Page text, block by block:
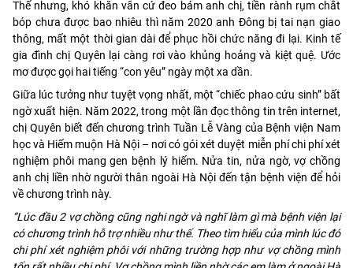
Thế nhưng, khó khăn vẫn cứ đeo bám anh chị, tiền rành rụm chắt
bóp chưa được bao nhiêu thì năm 2020 anh Đông bị tai nạn giao
thông, mất một thời gian dài để phục hồi chức năng đi lại. Kinh tế
gia đình chị Quyên lại càng rơi vào khủng hoảng và kiệt quệ. Ước
mơ được gọi hai tiếng “con yêu” ngày một xa dần.
Giữa lúc tưởng như tuyệt vọng nhất, một “chiếc phao cứu sinh” bất
ngờ xuất hiện. Năm 2022, trong một lần đọc thông tin trên internet,
chị Quyên biết đến chương trình Tuần Lễ Vàng của Bệnh viện Nam
học và Hiếm muộn Hà Nội – nơi có gói xét duyệt miễn phí chi phí xét
nghiệm phôi mang gen bệnh lý hiếm. Nửa tin, nửa ngờ, vợ chồng
anh chị liền nhờ người thân ngoài Hà Nội đến tận bệnh viện để hỏi
về chương trình này.
“Lúc đầu 2 vợ chồng cũng nghi ngờ và nghĩ làm gì mà bệnh viện lại
có chương trình hỗ trợ nhiều như thế. Theo tìm hiểu của mình lúc đó
chi phí xét nghiệm phôi với những trường hợp như vợ chồng mình